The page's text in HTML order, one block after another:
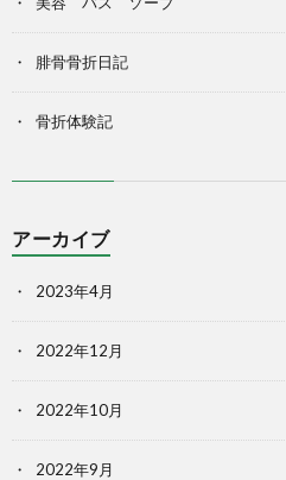
腓骨骨折日記
骨折体験記
アーカイブ
2023年4月
2022年12月
2022年10月
2022年9月